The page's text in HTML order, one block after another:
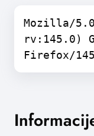
Mozilla/
rv:145.0)
Firefox/